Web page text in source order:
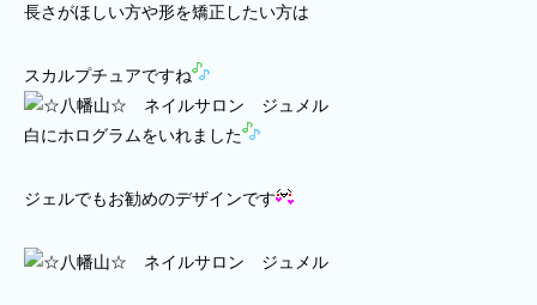
長さがほしい方や形を矯正したい方は
スカルプチュアですね
白にホログラムをいれました
ジェルでもお勧めのデザインです